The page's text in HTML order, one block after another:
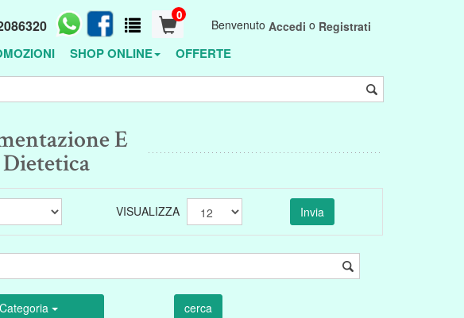
Benvenuto Accedi o Registrati
0
SHOP ONLINE OFFERTE
E
Dietetica
VISUALIZZA
Categoria